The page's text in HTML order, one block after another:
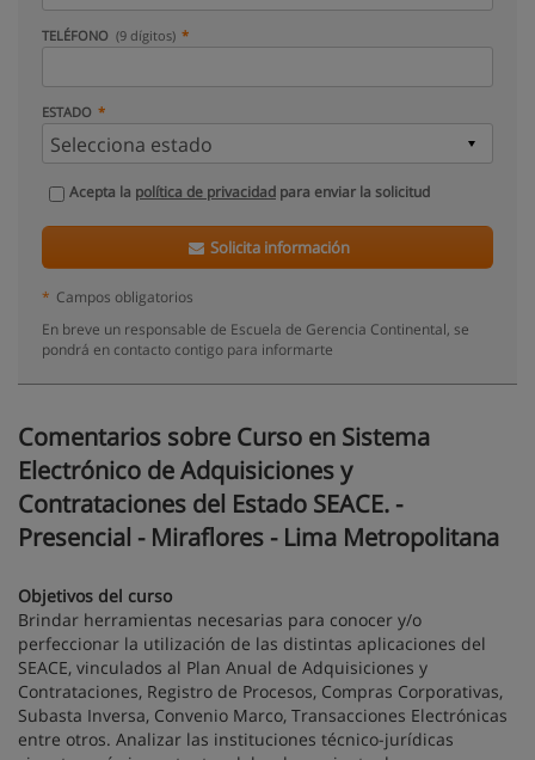
TELÉFONO (9 dígitos)
ESTADO
Acepta la política de privacidad para enviar la solicitud
Solicita información
* Campos obligatorios
En breve un responsable de Escuela de Gerencia Continental, se
pondrá en contacto contigo para informarte
Comentarios sobre Curso en Sistema
Electrónico de Adquisiciones y
Contrataciones del Estado SEACE. -
Presencial - Miraflores - Lima Metropolitana
Objetivos del curso
Brindar herramientas necesarias para conocer y/o
perfeccionar la utilización de las distintas aplicaciones del
SEACE, vinculados al Plan Anual de Adquisiciones y
Contrataciones, Registro de Procesos, Compras Corporativas,
Subasta Inversa, Convenio Marco, Transacciones Electrónicas
entre otros. Analizar las instituciones técnico-jurídicas